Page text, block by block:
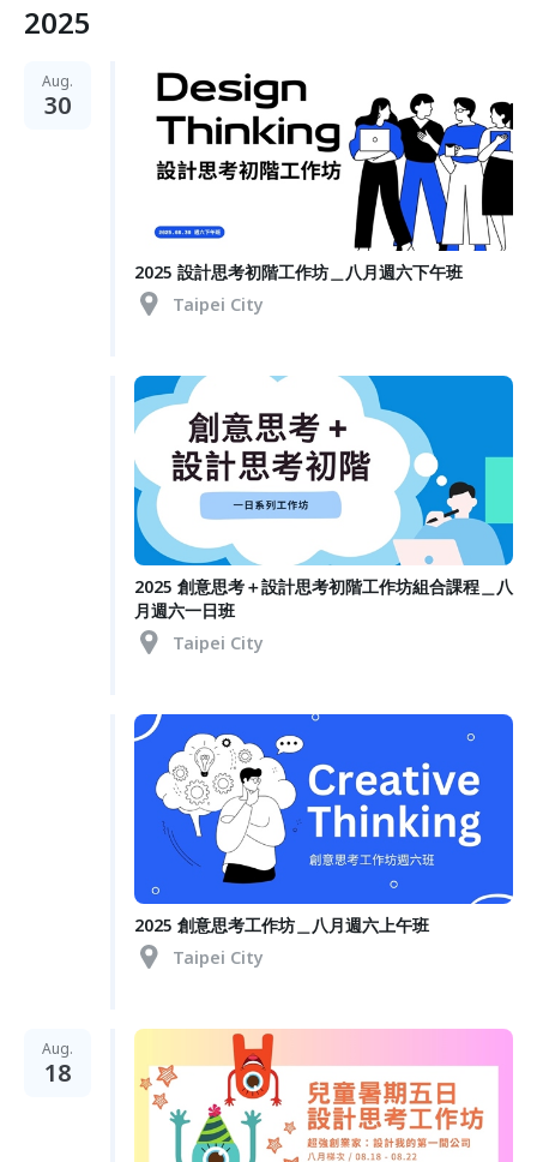
2025
Aug.
30
2025 設計思考初階工作坊＿八月週六下午班
Taipei City
2025 創意思考＋設計思考初階工作坊組合課程＿八
月週六一日班
Taipei City
2025 創意思考工作坊＿八月週六上午班
Taipei City
Aug.
18